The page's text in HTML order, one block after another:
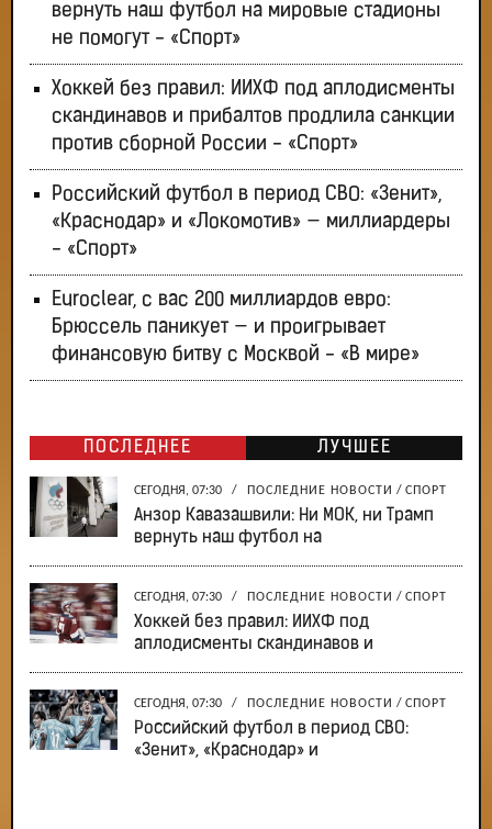
вернуть наш футбол на мировые стадионы
не помогут - «Спорт»
Хоккей без правил: ИИХФ под аплодисменты
скандинавов и прибалтов продлила санкции
против сборной России - «Спорт»
Российский футбол в период СВО: «Зенит»,
«Краснодар» и «Локомотив» — миллиардеры
- «Спорт»
Euroclear, с вас 200 миллиардов евро:
Брюссель паникует — и проигрывает
финансовую битву с Москвой - «В мире»
ПОСЛЕДНЕЕ ЛУЧШЕЕ
СЕГОДНЯ, 07:30 / ПОСЛЕДНИЕ НОВОСТИ / СПОРТ
Анзор Кавазашвили: Ни МОК, ни Трамп
вернуть наш футбол на
СЕГОДНЯ, 07:30 / ПОСЛЕДНИЕ НОВОСТИ / СПОРТ
Хоккей без правил: ИИХФ под
аплодисменты скандинавов и
СЕГОДНЯ, 07:30 / ПОСЛЕДНИЕ НОВОСТИ / СПОРТ
Российский футбол в период СВО:
«Зенит», «Краснодар» и